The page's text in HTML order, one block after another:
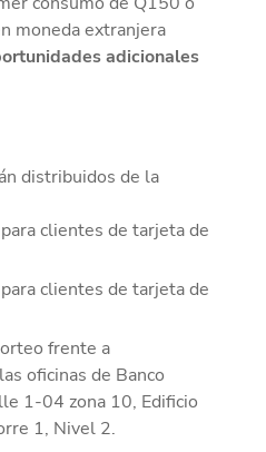
moneda extranjera
adicionales
distribuidos de la
clientes de tarjeta de
clientes de tarjeta de
frente a
oficinas de Banco
1-04 zona 10, Edificio
1, Nivel 2.